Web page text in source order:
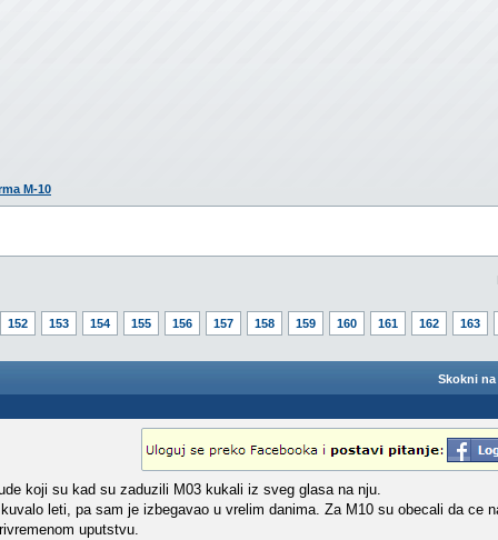
M-10
152 153 154 155 156 157 158 159 160 161 162 163
Skokni
koji su kad su zaduzili M03 kukali iz sveg glasa na nju.
leti, pa sam je izbegavao u vrelim danima. Za M10 su obecali da ce
uputstvu.